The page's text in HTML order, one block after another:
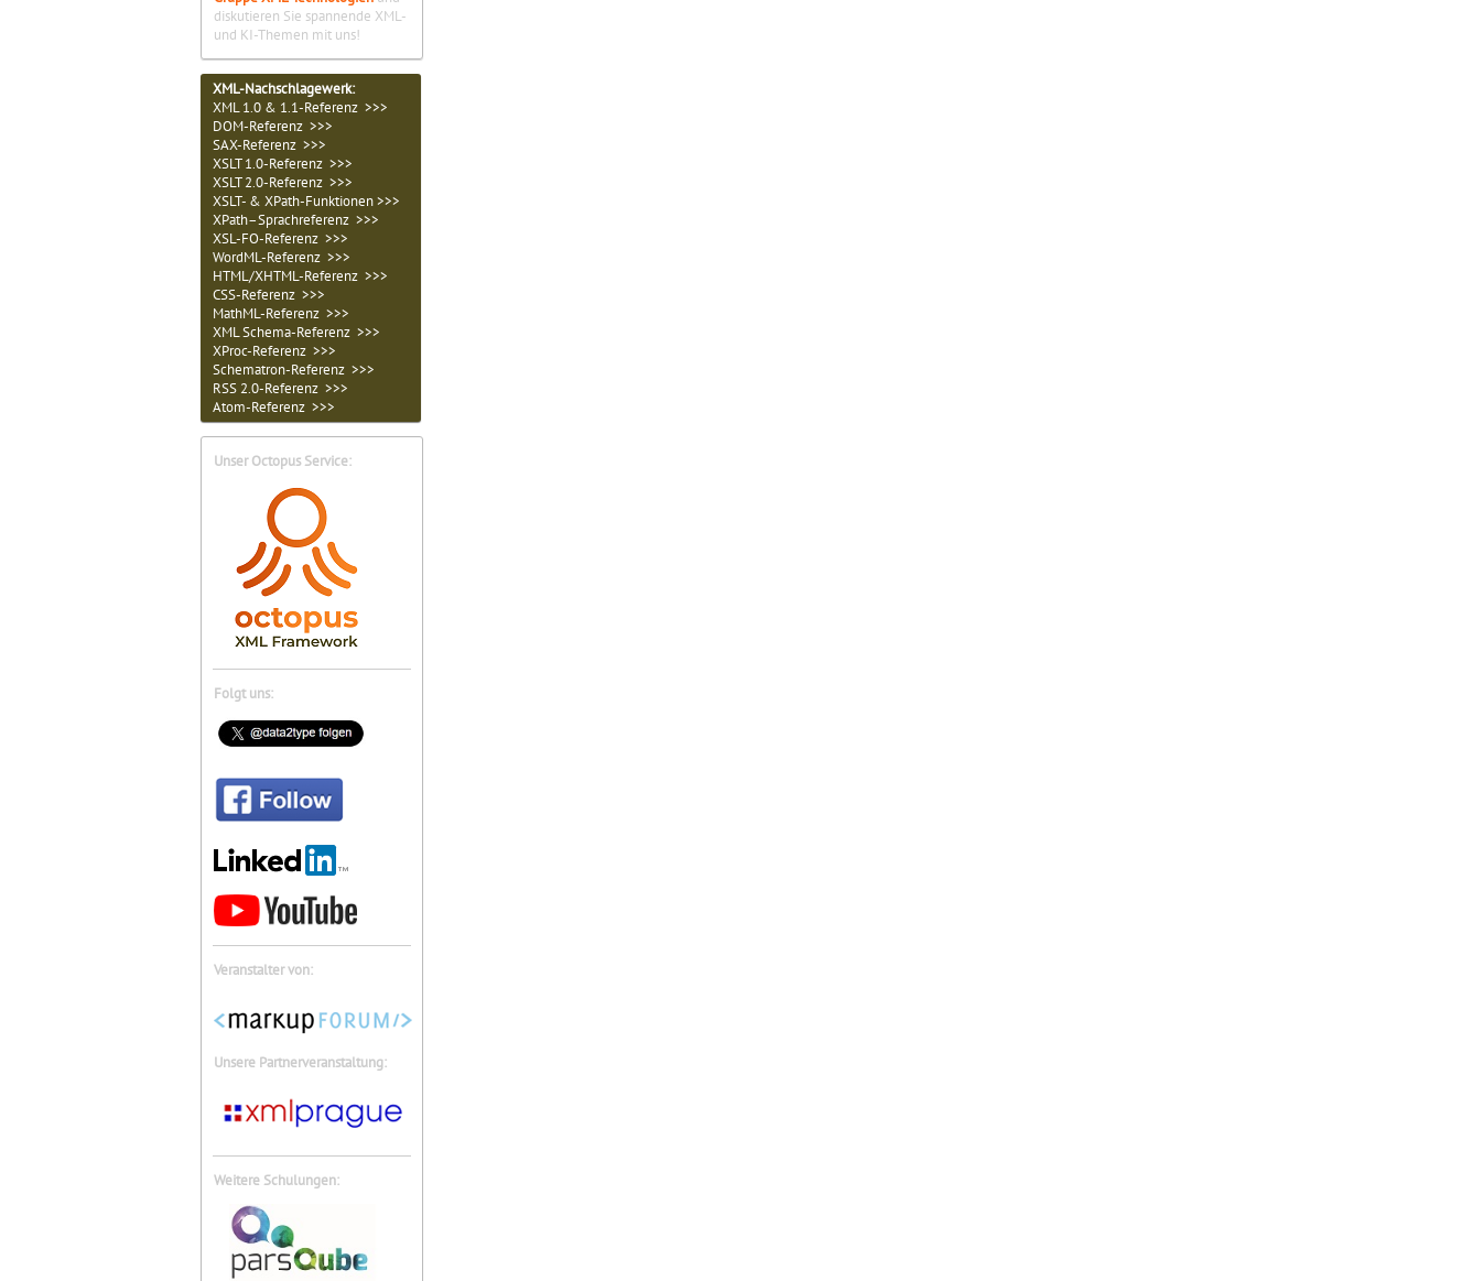
diskutieren Sie spannende XML-
und KI-Themen mit uns!
XML-Nachschlagewerk:
XML 1.0 & 1.1-Referenz >>>
DOM-Referenz >>>
SAX-Referenz >>>
XSLT 1.0-Referenz >>>
XSLT 2.0-Referenz >>>
XSLT- & XPath-Funktionen >>>
XPath–Sprachreferenz >>>
XSL-FO-Referenz >>>
WordML-Referenz >>>
HTML/XHTML-Referenz >>>
CSS-Referenz >>>
MathML-Referenz >>>
XML Schema-Referenz >>>
XProc-Referenz >>>
Schematron-Referenz >>>
RSS 2.0-Referenz >>>
Atom-Referenz >>>
Unser Octopus Service:
Folgt uns:
Veranstalter von:
Unsere Partnerveranstaltung:
Weitere Schulungen: